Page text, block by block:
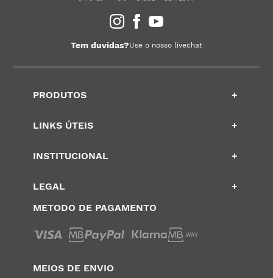
Tem duvidas?Use o nosso livechat
PRODUTOS +
LINKS ÚTEIS +
INSTITUCIONAL +
LEGAL
+
METODO DE PAGAMENTO
MEIOS DE ENVIO